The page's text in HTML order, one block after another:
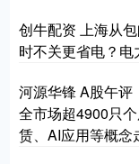
创牛配资 上海从
时不关更省电？电
河源华锋 A股午评
全市场超4900只
赁、AI应用等概念